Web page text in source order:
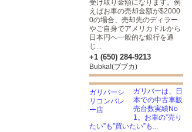
受け取り金額になります。例
えばお車の売却金額が$2000
0の場合、売却先のディラー
やご自身でアメリカドルから
日本円へ一般的な銀行を通
じ...
+1 (650) 284-9213
Bubka!(ブブカ)
ガリバーは、日
本での中古車販
売台数実績No
1。お車の”売り
たい”も”買いたい”も...